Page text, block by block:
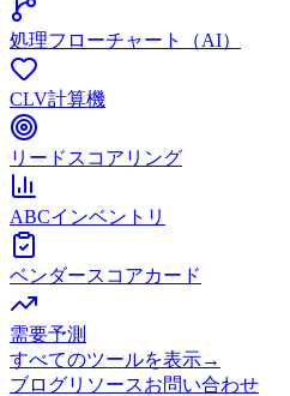
処理フローチャート（AI）
CLV計算機
リードスコアリング
ABCインベントリ
ベンダースコアカード
需要予測
すべてのツールを表示→
ブログリソースお問い合わせ